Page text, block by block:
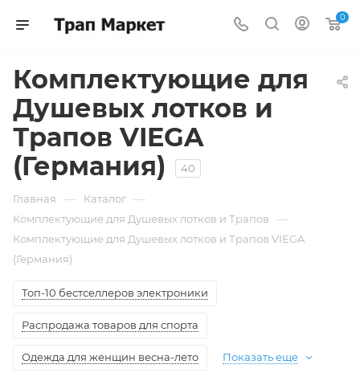
0
Комплектующие для
Душевых лотков и
Трапов VIEGA
(Германия)
40
Главная — Каталог —
Комплектующие для Душевых лотков и Трапов —
Комплектующие для Душевых лотков и Трапов VIEGA
(Германия)
Топ-10 бестселлеров электроники
Распродажа товаров для спорта
Одежда для женщин весна-лето Показать еще